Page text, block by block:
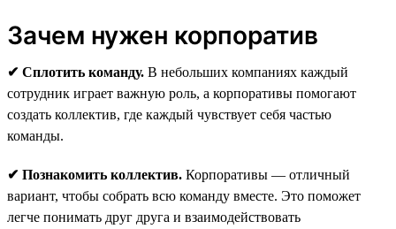
Зачем нужен корпоратив
✔ Сплотить команду. В небольших компаниях каждый
сотрудник играет важную роль, а корпоративы помогают
создать коллектив, где каждый чувствует себя частью
команды.
✔ Познакомить коллектив. Корпоративы — отличный
вариант, чтобы собрать всю команду вместе. Это поможет
легче понимать друг друга и взаимодействовать